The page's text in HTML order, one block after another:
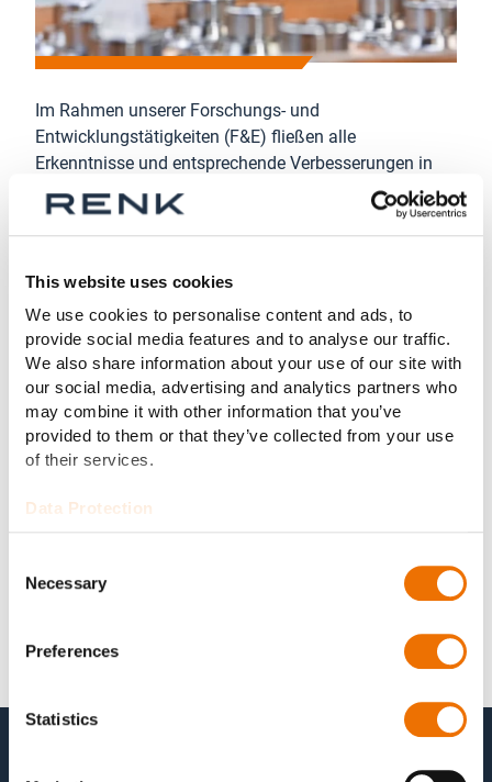
This website uses cookies
We use cookies to personalise content and ads, to
provide social media features and to analyse our traffic.
We also share information about your use of our site with
our social media, advertising and analytics partners who
may combine it with other information that you’ve
provided to them or that they’ve collected from your use
of their services.
Data Protection
Selection
Necessary
Preferences
Statistics
Im Rahmen unserer Forschungs- und
Entwicklungstätigkeiten (F&E) fließen alle
Erkenntnisse und entsprechende Verbesserungen in
die Produktion von Ersatzteilen ein. Somit erfahren
Ihre Anlagen unter anderem auch eine zusätzliche
Steigerung der Performance. Deutliche
Lebensdauer der Maschinen sind möglich. Unsere
Service-Pakete halten, was sie versprechen und bieten
Ihnen die Sicherheit und Zuverlässigkeit eines OEM-
Herstellers mit einem Service nach Plan.